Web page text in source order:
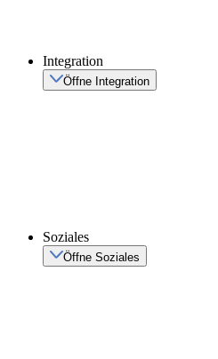
Integration
Öffne Integration
Soziales
Öffne Soziales